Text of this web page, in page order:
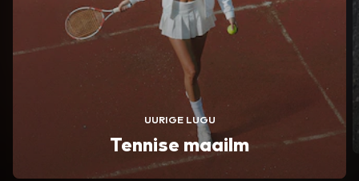
UURIGE LUGU
Tennise maailm